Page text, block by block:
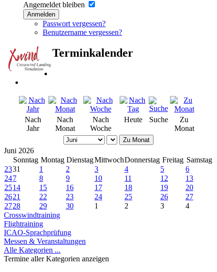
Angemeldet bleiben
Anmelden
Passwort vergessen?
Benutzername vergessen?
Terminkalender
Nach
Jahr
Nach
Monat
Nach
Woche
Heute Suche
Zu
Monat
Zu Monat
Juni 2026
Sonntag Montag DienstagMittwochDonnerstag Freitag Samstag
2331 1 2 3 4 5
6
247 8 9 10 11 12
13
2514 15 16 17 18 19
20
2621 22 23 24 25 26
27
2728 29 30 1 2 3
4
Crosswindtraining
Flightraining
ICAO-Sprachprüfung
Messen & Veranstaltungen
Alle Kategorien ...
Termine aller Kategorien anzeigen